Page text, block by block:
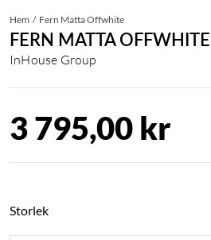
Hem Fern Matta Offwhite
FERN MATTA OFFWHITE
InHouse Group
3 795,00 kr
Storlek